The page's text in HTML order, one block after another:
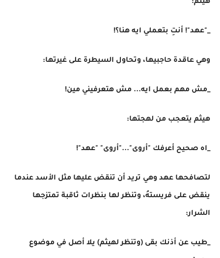
هيثم:
_"عهد"! أنتِ بتعملي ايه هنا؟!
وهي عاقدة حاجبيها، وتحاول السيطرة على غيرتها:
_مش مهم بعمل ايه... مش هتعرفيني مين!
هيثم يتعجب من لهجتها:
_اه صحيح أعرفك "أروى"..."أروى" "عهد"!
لتصافحها عهد وهي تريد أن تنقض عليها مثل الأسد عندما
ينقض على فريستهُ، وتنظر لها بنظرات ثاقبة تمتزجها
الشرار:
_طيب عن أذنك بقى (وتنظر لهيثم) يلا أصل في موضوع